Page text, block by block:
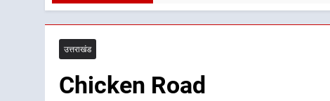
उत्तराखंड
Chicken Road